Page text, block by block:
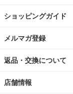
ショッピングガイド
メルマガ登録
返品・交換について
店舗情報